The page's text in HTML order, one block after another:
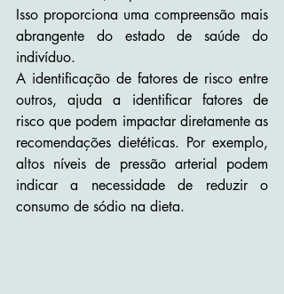
Isso proporciona uma compreensão mais
abrangente do estado de saúde do
indivíduo.
A identificação de fatores de risco entre
outros, ajuda a identificar fatores de
risco que podem impactar diretamente as
recomendações dietéticas. Por exemplo,
altos níveis de pressão arterial podem
indicar a necessidade de reduzir o
consumo de sódio na dieta.